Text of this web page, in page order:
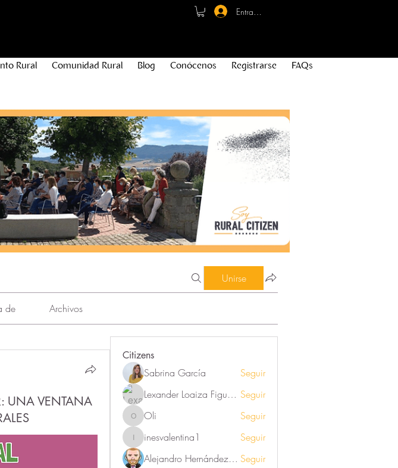
Entrar - Registro
Rural Comunidad Rural Blog Conócenos Registrarse FAQs
Unirse
de Archivos
UNA VENTANA
Citizens
Sabrina García
Seguir
Lexander Loaiza Figueroa Seguir
Oli Oli Seguir
inesvalentina1
inesvalentina1
Seguir
Alejandro Hernández Renner Seguir